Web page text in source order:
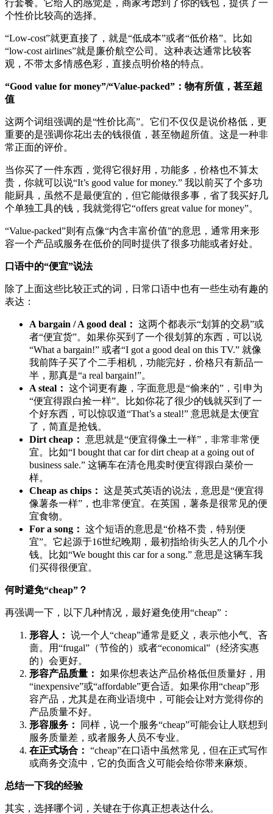
行套餐。它给人的感觉是，商家考虑到了你的钱包，提供了一
个性价比较高的选择。
“Low-cost”就更直接了，就是“低成本”或者“低价格”。比如
“low-cost airlines”就是廉价航空公司。这种表达通常比较客
观，不带太多情感色彩，直接点明价格的特点。
“Good value for money”/“Value-packed”：物有所值，甚至超
值
这两个词组强调的是“性价比高”。它们不仅仅是说价格低，更
重要的是强调你花出去的钱很值，甚至物超所值。这是一种非
常正面的评价。
当你买了一件东西，觉得它很好用，功能多，价格也不算太
贵，你就可以说“It’s good value for money.” 我以前买了个多功
能厨具，虽然不是最便宜的，但它能做很多事，省了我买好几
个单独工具的钱，我就觉得它“offers great value for money”。
“Value-packed”则有点像“内含丰富价值”的意思，通常用来形
容一个产品或服务在低价的同时提供了很多功能或者好处。
口语中的“便宜”说法
除了上面这些比较正式的词，日常口语中也有一些生动有趣的
表达：
A bargain / A good deal： 这两个都表示“划算的交易”或
者“便宜货”。如果你买到了一个很划算的东西，可以说
“What a bargain!” 或者“I got a good deal on this TV.” 就像
我前阵子买了个二手相机，功能完好，价格只有新品一
半，那真是“a real bargain!”。
A steal： 这个词更有趣，字面意思是“偷来的”，引申为
“便宜得跟白捡一样”。比如你花了很少的钱就买到了一
个好东西，可以惊叹道“That’s a steal!” 意思就是太便宜
了，简直是抢钱。
Dirt cheap： 意思就是“便宜得像土一样”，非常非常便
宜。比如“I bought that car for dirt cheap at a going out of
business sale.” 这辆车在清仓甩卖时便宜得跟白菜价一
样。
Cheap as chips： 这是英式英语的说法，意思是“便宜得
像薯条一样”，也非常便宜。在英国，薯条是很常见的便
宜食物。
For a song： 这个短语的意思是“价格不贵，特别便
宜”。它起源于16世纪晚期，最初指给街头艺人的几个小
钱。比如“We bought this car for a song.” 意思是这辆车我
们买得很便宜。
何时避免“cheap”？
再强调一下，以下几种情况，最好避免使用“cheap”：
形容人： 说一个人“cheap”通常是贬义，表示他小气、吝
啬。用“frugal”（节俭的）或者“economical”（经济实惠
的）会更好。
形容产品质量： 如果你想表达产品价格低但质量好，用
“inexpensive”或“affordable”更合适。如果你用“cheap”形
容产品，尤其是在商业语境中，可能会让对方觉得你的
产品质量不好。
形容服务：
同样，说一个服务“cheap”可能会让人联想到
服务质量差，或者服务人员不专业。
在正式场合： “cheap”在口语中虽然常见，但在正式写作
或商务交流中，它的负面含义可能会给你带来麻烦。
总结一下我的经验
其实，选择哪个词，关键在于你真正想表达什么。